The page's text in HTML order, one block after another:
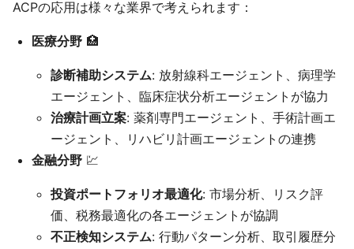
ACPの応用は様々な業界で考えられます：
医療分野 🏥
診断補助システム: 放射線科エージェント、病理学
エージェント、臨床症状分析エージェントが協力
治療計画立案: 薬剤専門エージェント、手術計画エ
ージェント、リハビリ計画エージェントの連携
金融分野 💹
投資ポートフォリオ最適化: 市場分析、リスク評
価、税務最適化の各エージェントが協調
不正検知システム: 行動パターン分析、取引履歴分